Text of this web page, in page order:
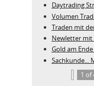
Daytrading
Volumen
Traden mit
Newletter mit
Gold am
Sachkunde...
1 of